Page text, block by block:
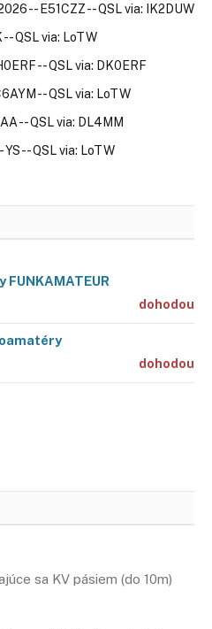
-- E51CZZ -- QSL via: IK2DUW
QSL via: LoTW
-- QSL via: DK0ERF
-- QSL via: LoTW
-- QSL via: DL4MM
-- QSL via: LoTW
FUNKAMATEUR
dohodou
dohodou
sa KV pásiem (do 10m)